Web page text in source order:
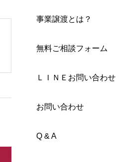
事業譲渡とは？
無料ご相談フォーム
ＬＩＮＥお問い合わせ
お問い合わせ
Q & A